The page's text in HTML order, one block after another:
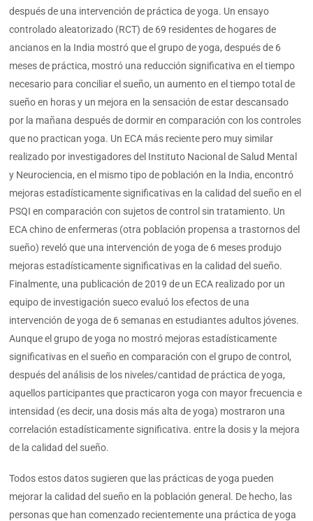
después de una intervención de práctica de yoga. Un ensayo
controlado aleatorizado (RCT) de 69 residentes de hogares de
ancianos en la India mostró que el grupo de yoga, después de 6
meses de práctica, mostró una reducción significativa en el tiempo
necesario para conciliar el sueño, un aumento en el tiempo total de
sueño en horas y un mejora en la sensación de estar descansado
por la mañana después de dormir en comparación con los controles
que no practican yoga. Un ECA más reciente pero muy similar
realizado por investigadores del Instituto Nacional de Salud Mental
y Neurociencia, en el mismo tipo de población en la India, encontró
mejoras estadísticamente significativas en la calidad del sueño en el
PSQI en comparación con sujetos de control sin tratamiento. Un
ECA chino de enfermeras (otra población propensa a trastornos del
sueño) reveló que una intervención de yoga de 6 meses produjo
mejoras estadísticamente significativas en la calidad del sueño.
Finalmente, una publicación de 2019 de un ECA realizado por un
equipo de investigación sueco evaluó los efectos de una
intervención de yoga de 6 semanas en estudiantes adultos jóvenes.
Aunque el grupo de yoga no mostró mejoras estadísticamente
significativas en el sueño en comparación con el grupo de control,
después del análisis de los niveles/cantidad de práctica de yoga,
aquellos participantes que practicaron yoga con mayor frecuencia e
intensidad (es decir, una dosis más alta de yoga) mostraron una
correlación estadísticamente significativa. entre la dosis y la mejora
de la calidad del sueño.
Todos estos datos sugieren que las prácticas de yoga pueden
mejorar la calidad del sueño en la población general. De hecho, las
personas que han comenzado recientemente una práctica de yoga